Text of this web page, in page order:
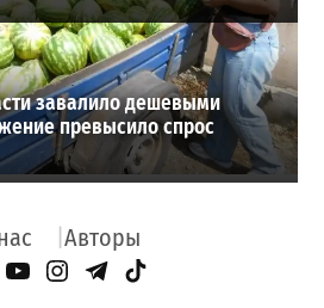
завалило дешевыми
превысило спрос
Авторы
Page
YouTube
Instagram
Telegram
TikTok